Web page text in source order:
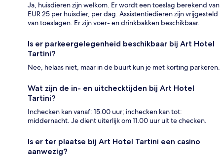
Ja, huisdieren zijn welkom. Er wordt een toeslag berekend van
EUR 25 per huisdier, per dag. Assistentiedieren zijn vrijgesteld
van toeslagen. Er zijn voer- en drinkbakken beschikbaar.
Is er parkeergelegenheid beschikbaar bij Art Hotel
Tartini?
Nee, helaas niet, maar in de buurt kun je met korting parkeren.
Wat zijn de in- en uitchecktijden bij Art Hotel
Tartini?
Inchecken kan vanaf: 15.00 uur; inchecken kan tot:
middernacht. Je dient uiterlijk om 11.00 uur uit te checken.
Is er ter plaatse bij Art Hotel Tartini een casino
aanwezig?